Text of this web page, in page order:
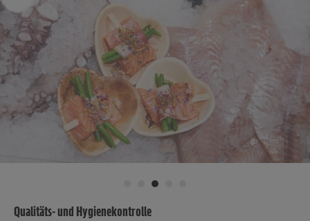
Qualitäts- und Hygienekontrolle